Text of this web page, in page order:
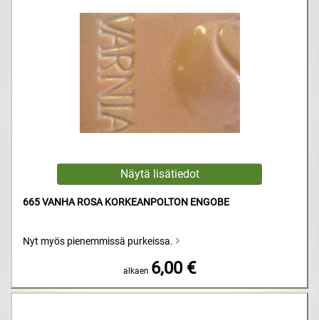
665 VANHA ROSA KORKEANPOLTON ENGOBE
Nyt myös pienemmissä purkeissa.
alkaen 6,00 €